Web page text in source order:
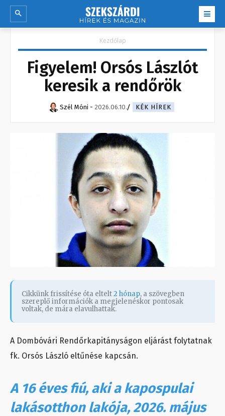
Kezdőlap
Figyelem! Orsós Lászlót
keresik a rendőrök
Szél Móni - 2026.06.10. KÉK HÍREK
Cikkünk frissítése óta eltelt2 hónap, a szövegben
szereplő információk a megjelenéskor pontosak
voltak, de mára elavulhattak.
A Dombóvári Rendőrkapitányságon eljárást folytatnak
fk. Orsós László eltűnése kapcsán.
A 16 éves fiú, aki a kapospulai
lakásotthon lakója, 2026. május